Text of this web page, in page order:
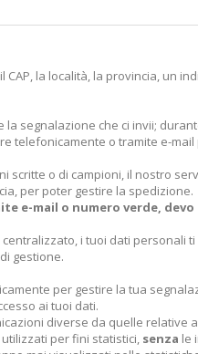
la località, la provincia, un
segnalazione che ci invii;
telefonicamente o tramite e-mail
o di campioni, il nostro
per poter gestire la spedizione.
e-mail o numero verde,
i tuoi dati personali
gestione.
per gestire la tua
ai tuoi dati.
diverse da quelle relative
per fini statistici, senza le